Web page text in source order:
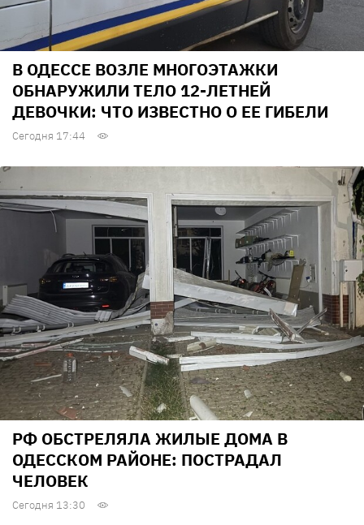
В ОДЕССЕ ВОЗЛЕ МНОГОЭТАЖКИ
ОБНАРУЖИЛИ ТЕЛО 12-ЛЕТНЕЙ
ДЕВОЧКИ: ЧТО ИЗВЕСТНО О ЕЕ ГИБЕЛИ
Сегодня 17:44
РФ ОБСТРЕЛЯЛА ЖИЛЫЕ ДОМА В
ОДЕССКОМ РАЙОНЕ: ПОСТРАДАЛ
ЧЕЛОВЕК
Сегодня 13:30